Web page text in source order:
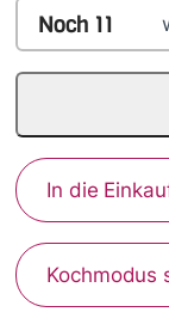
Noch 11
In die
Kochmodus